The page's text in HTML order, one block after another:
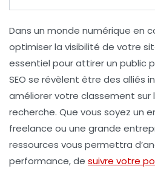
Dans un monde numérique en
optimiser la visibilité de votre
essentiel pour attirer un public
SEO se révèlent être des alliés
améliorer votre classement sur
recherche. Que vous soyez un
freelance ou une grande
ressources vous permettra
performance, de suivre votre